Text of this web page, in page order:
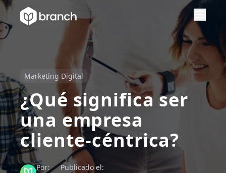
Marketing Digital
¿Qué significa ser
una empresa
cliente-céntrica?
Por:
Publicado el: